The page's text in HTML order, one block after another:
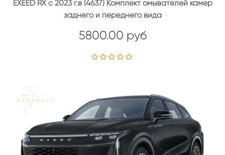
EXEED RX c 2023 г.в (4637) Комплект омывателей камер
заднего и переднего вида
5800.00 руб